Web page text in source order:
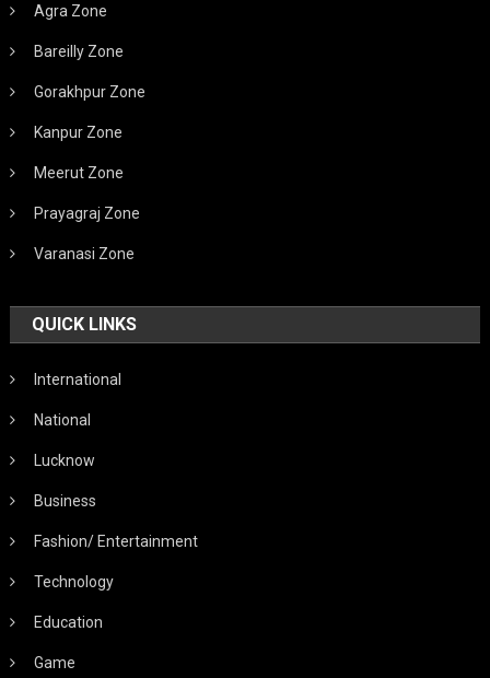
Agra Zone
Bareilly Zone
Gorakhpur Zone
Kanpur Zone
Meerut Zone
Prayagraj Zone
Varanasi Zone
QUICK LINKS
International
National
Lucknow
Business
Fashion/ Entertainment
Technology
Education
Game